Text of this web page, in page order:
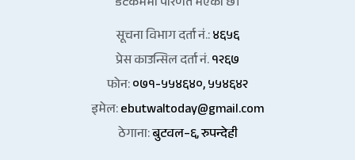
सूचना विभाग दर्ता नं.:४६५६
प्रेस काउन्सिल दर्ता नं.१२६७
फोन:०७१-५५४६४०, ५५४६४२
इमेल:ebutwaltoday@gmail.com
ठेगाना:बुटवल–६, रुपन्देही